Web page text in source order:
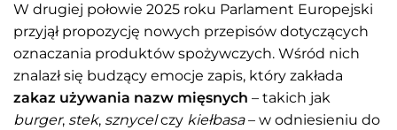
W drugiej połowie 2025 roku Parlament Europejski
przyjął propozycję nowych przepisów dotyczących
oznaczania produktów spożywczych. Wśród nich
znalazł się budzący emocje zapis, który zakłada
zakaz używania nazw mięsnych – takich jak
burger, stek, sznycelczy kiełbasa– w odniesieniu do